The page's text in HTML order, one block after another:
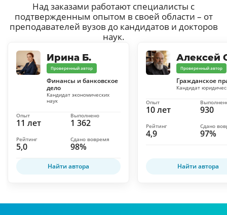
Над заказами работают специалисты с
подтвержденным опытом в своей области – от
преподавателей вузов до кандидатов и докторов
наук.
Ирина Б.
Проверенный автор
Финансы и банковское
дело
Кандидат экономических
наук
11 лет
Опыт
1 362
Выполнено
5,0
Рейтинг
98%
Сдано вовремя
Найти автора
Алексей
Проверенный автор
Гражданское
Кандидат
10 лет
Опыт
930
4,9
Рейтинг
97%
Сдано
Найти автора